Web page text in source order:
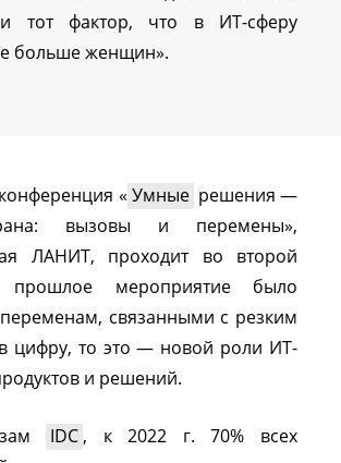
и тот фактор, что в ИТ-сферу
больше женщин».
« Умные решения —
вызовы и перемены»,
ЛАНИТ, проходит во второй
мероприятие было
связанными с резким
цифру, то это — новой роли ИТ-
и решений.
IDC , к 2022 г. 70% всех